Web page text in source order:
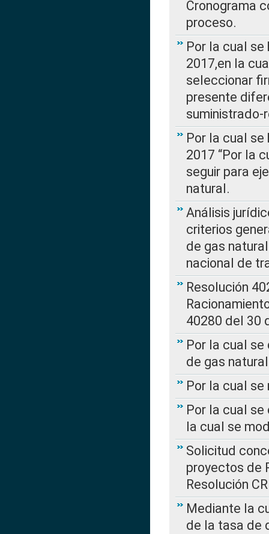
Cronograma
proceso.
Por la cual se
2017,en la
seleccionar
presente
Por la cual se
2017 “Por la
seguir para
natural.
Análisis
criterios
de gas
nacional de
Resolución
40280 del 30
Por la cual
de gas natural
Por la cual se
Por la cual se
la cual se
Solicitud
proyectos de
Resolución
Mediante la
de la tasa de